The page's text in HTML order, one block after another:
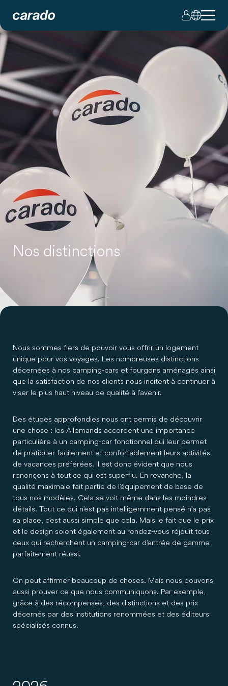
Nos distinctions
Nous sommes fiers de pouvoir vous offrir un logement
unique pour vos voyages. Les nombreuses distinctions
décernées à nos camping-cars et fourgons aménagés ainsi
que la satisfaction de nos clients nous incitent à continuer à
viser le plus haut niveau de qualité à l'avenir.
Des études approfondies nous ont permis de découvrir
une chose : les Allemands accordent une importance
particulière à un camping-car fonctionnel qui leur permet
de pratiquer facilement et confortablement leurs activités
de vacances préférées. Il est donc évident que nous
renonçons à tout ce qui est superflu. En revanche, la
qualité maximale fait partie de l'équipement de base de
tous nos modèles. Cela se voit même dans les moindres
détails. Tout ce qui n'est pas intelligemment pensé n'a pas
sa place, c'est aussi simple que cela. Mais le fait que le prix
et le design soient également au rendez-vous réjouit tous
ceux qui recherchent un camping-car d'entrée de gamme
parfaitement réussi.
On peut affirmer beaucoup de choses. Mais nous pouvons
aussi prouver ce que nous communiquons. Par exemple,
grâce à des récompenses, des distinctions et des prix
décernés par des institutions renommées et des éditeurs
spécialisés connus.